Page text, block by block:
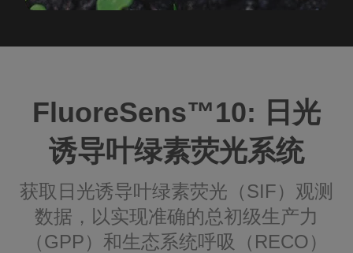
FluoreSens™️10: 日光
诱导叶绿素荧光系统
获取日光诱导叶绿素荧光（SIF）观测
数据，以实现准确的总初级生产力
（GPP）和生态系统呼吸（RECO）